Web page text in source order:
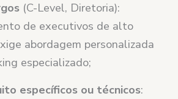
(C-Level, Diretoria):
de executivos de alto
abordagem personalizada
especializado;
específicos ou técnicos: